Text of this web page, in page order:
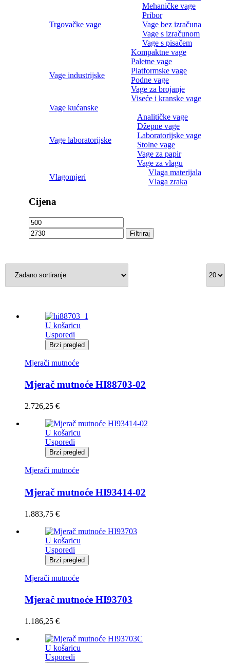
Trgovačke vage
Mehaničke vage
Pribor
Vage bez izračuna
Vage s izračunom
Vage s pisačem
Vage industrijske
Kompaktne vage
Paletne vage
Platformske vage
Podne vage
Vage za brojanje
Viseće i kranske vage
Vage kućanske
Vage laboratorijske
Analitičke vage
Džepne vage
Laboratorijske vage
Stolne vage
Vage za papir
Vage za vlagu
Vlagomjeri
Vlaga materijala
Vlaga zraka
Cijena
Min
cijena
cijena
Filtriraj
U košaricu
Usporedi
Brzi pregled
Mjerači mutnoće
Mjerač mutnoće HI88703-02
2.726,25 €
U košaricu
Usporedi
Brzi pregled
Mjerači mutnoće
Mjerač mutnoće HI93414-02
1.883,75 €
U košaricu
Usporedi
Brzi pregled
Mjerači mutnoće
Mjerač mutnoće HI93703
1.186,25 €
U košaricu
Usporedi